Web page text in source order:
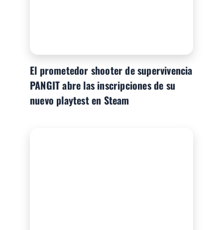
El prometedor shooter de supervivencia
PANGIT abre las inscripciones de su
nuevo playtest en Steam